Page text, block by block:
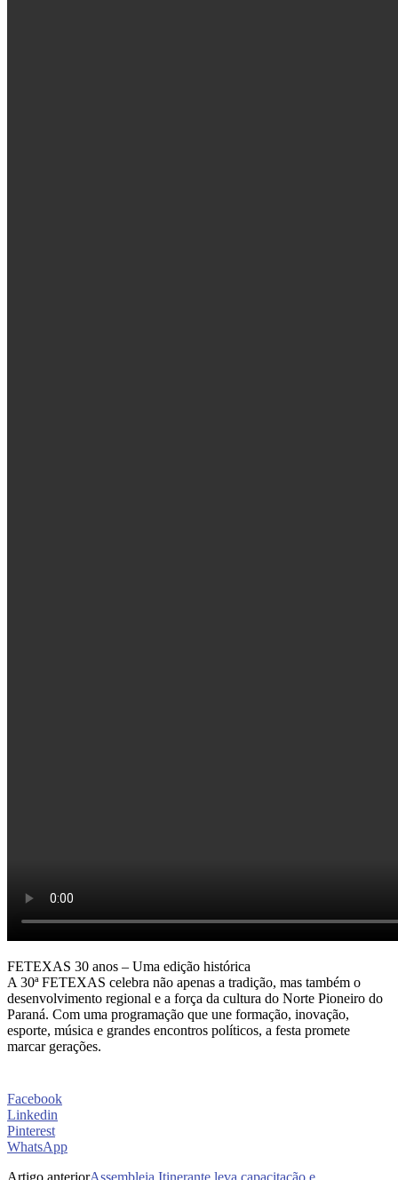
FETEXAS 30 anos – Uma edição histórica
A 30ª FETEXAS celebra não apenas a tradição, mas também o
desenvolvimento regional e a força da cultura do Norte Pioneiro do
Paraná. Com uma programação que une formação, inovação,
esporte, música e grandes encontros políticos, a festa promete
marcar gerações.
Facebook
Linkedin
Pinterest
WhatsApp
Artigo anteriorAssembleia Itinerante leva capacitação e